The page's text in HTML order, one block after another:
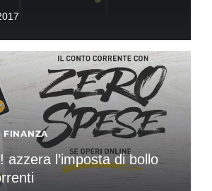
FINANZA
azzera l’imposta di bollo